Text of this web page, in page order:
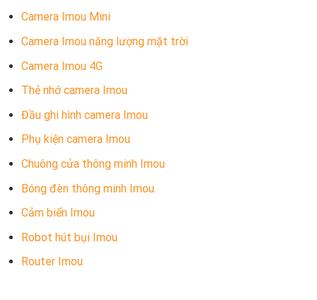
Camera Imou Mini
Camera Imou năng lượng mặt trời
Camera Imou 4G
Thẻ nhớ camera Imou
Đầu ghi hình camera Imou
Phụ kiện camera Imou
Chuông cửa thông minh Imou
Bóng đèn thông minh Imou
Cảm biến Imou
Robot hút bụi Imou
Router Imou